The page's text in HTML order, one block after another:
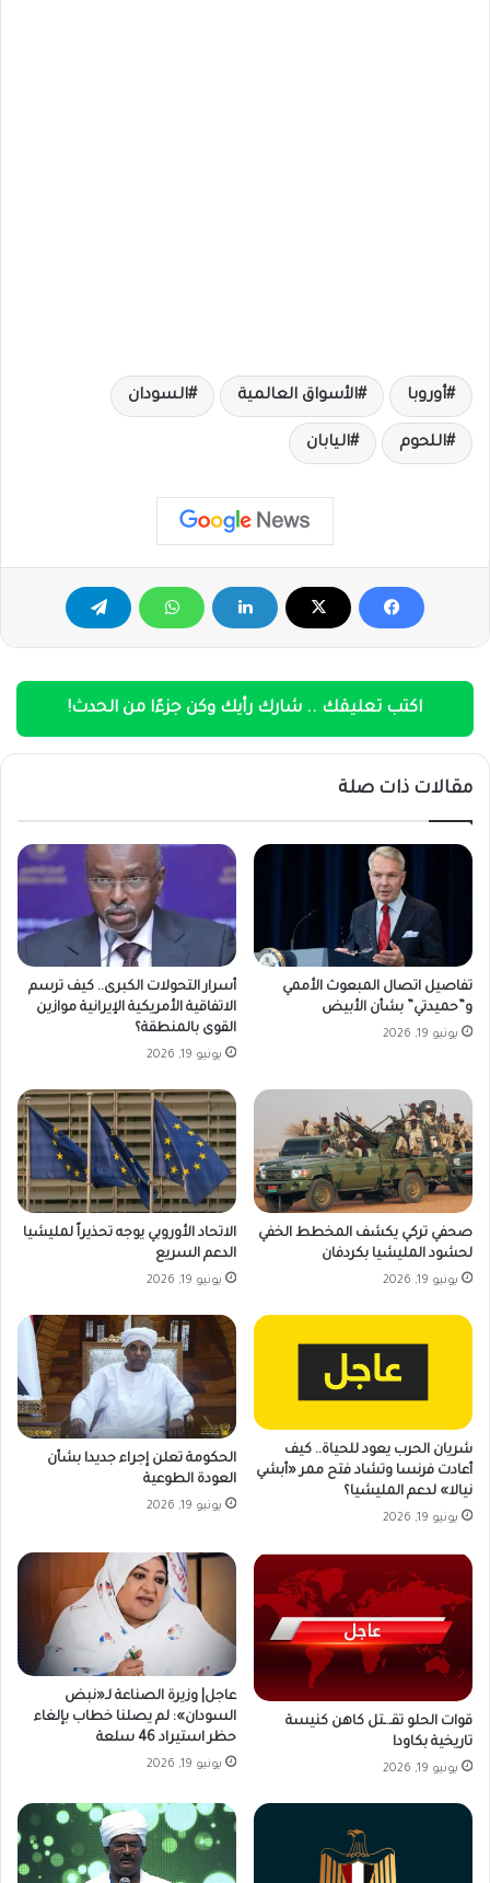
أوروبا الأسواق العالمية السودان
اللحوم اليابان
اكتب تعليقك .. شارك رأيك وكن جزءًا من الحدث!
مقالات ذات صلة
تفاصيل اتصال المبعوث الأممي
و”حميدتي” بشأن الأبيض
يونيو 19, 2026
أسرار التحولات الكبرى.. كيف ترسم
الاتفاقية الأمريكية الإيرانية موازين
القوى بالمنطقة؟
يونيو 19, 2026
صحفي تركي يكشف المخطط الخفي
لحشود المليشيا بكردفان
يونيو 19, 2026
الاتحاد الأوروبي يوجه تحذيراً لمليشيا
الدعم السريع
يونيو 19, 2026
شريان الحرب يعود للحياة.. كيف
أعادت فرنسا وتشاد فتح ممر «أبشي
نيالا» لدعم المليشيا؟
يونيو 19, 2026
الحكومة تعلن إجراء جديدا بشأن
العودة الطوعية
يونيو 19, 2026
قوات الحلو تقـ.ـتل كاهن كنيسة
تاريخية بكاودا
يونيو 19, 2026
عاجل| وزيرة الصناعة لـ«نبض
السودان»: لم يصلنا خطاب بإلغاء
حظر استيراد 46 سلعة
يونيو 19, 2026